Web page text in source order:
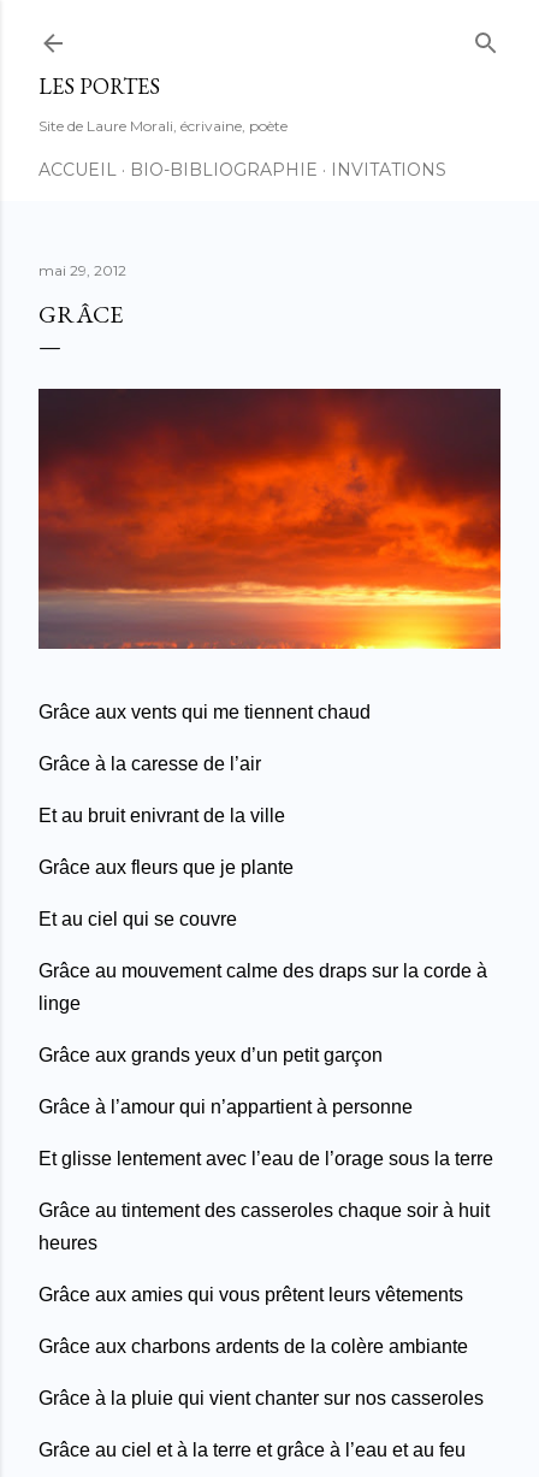
LES PORTES
Site de Laure Morali, écrivaine, poète
ACCUEIL BIO-BIBLIOGRAPHIE INVITATIONS
mai 29, 2012
GRÂCE
Grâce aux vents qui me tiennent chaud
Grâce à la caresse de l’air
Et au bruit enivrant de la ville
Grâce aux fleurs que je plante
Et au ciel qui se couvre
Grâce au mouvement calme des draps sur la corde à
linge
Grâce aux grands yeux d’un petit garçon
Grâce à l’amour qui n’appartient à personne
Et glisse lentement avec l’eau de l’orage sous la terre
Grâce au tintement des casseroles chaque soir à huit
heures
Grâce aux amies qui vous prêtent leurs vêtements
Grâce aux charbons ardents de la colère ambiante
Grâce à la pluie qui vient chanter sur nos casseroles
Grâce au ciel et à la terre et grâce à l’eau et au feu